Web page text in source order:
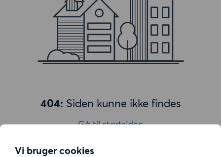
Vi bruger cookies
404: Siden kunne ikke findes
Gå til startsiden